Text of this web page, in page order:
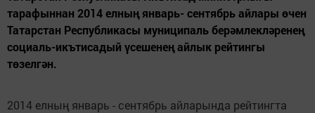
тарафыннан 2014 елның январь- сентябрь айлары өчен
Татарстан Республикасы муниципаль берәмлекләренең
социаль-икътисадый үсешенең айлык рейтингы
төзелгән.
2014 елның январь - сентябрь айларында рейтингта